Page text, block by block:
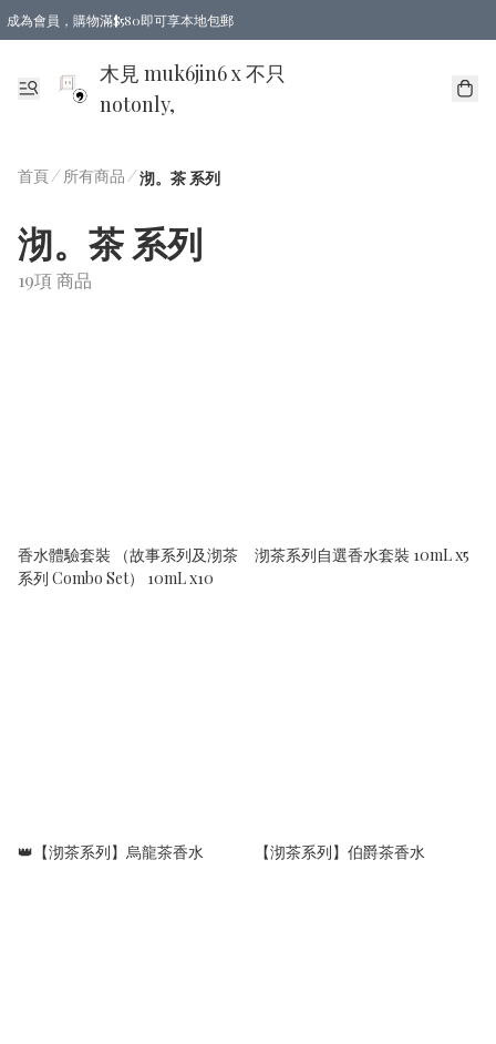
成為會員，購物滿$580即可享本地包郵
亞洲地區買滿$780包郵，歐美地區買滿$980包郵
木見 muk6jin6 x 不只
notonly,
首頁/ 所有商品 /沏。茶 系列
沏。茶 系列
19項 商品
香水體驗套裝 （故事系列及沏茶
系列 Combo Set） 10mL x10
沏茶系列自選香水套裝 10mL x5
👑【沏茶系列】烏龍茶香水 【沏茶系列】伯爵茶香水